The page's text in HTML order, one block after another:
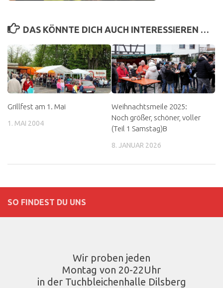
DAS KÖNNTE DICH AUCH INTERESSIEREN …
Grillfest am 1. Mai
1. MAI 2004
Weihnachtsmeile 2025:
Noch größer, schöner, voller
(Teil 1 Samstag)B
8. JANUAR 2026
SO FINDEST DU UNS
Wir proben jeden
Montag von 20-22Uhr
in der Tuchbleichenhalle Dilsberg